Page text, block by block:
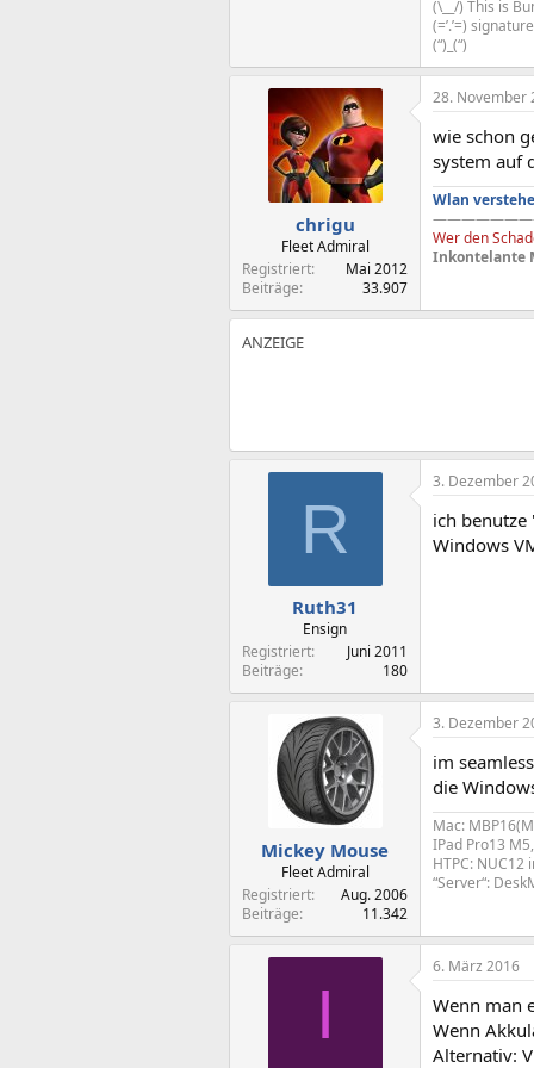
(\__/) This is
(=’.’=)
(“)_(“)
chrigu
Fleet Admiral
Registriert
Mai 2012
Beiträge
33.907
28. November
wie schon
system auf
Wlan
Wer den
Inkontelante
R
Ruth31
Ensign
Registriert
Juni 2011
Beiträge
180
3. Dezember
ich
Windows
Mickey Mouse
Fleet Admiral
Registriert
Aug. 2006
Beiträge
11.342
3. Dezember
im
die
Mac:
IPad Pro13
HTPC: NUC12
“Server“:
I
6. März 2016
Wenn man
Wenn
Alternativ: